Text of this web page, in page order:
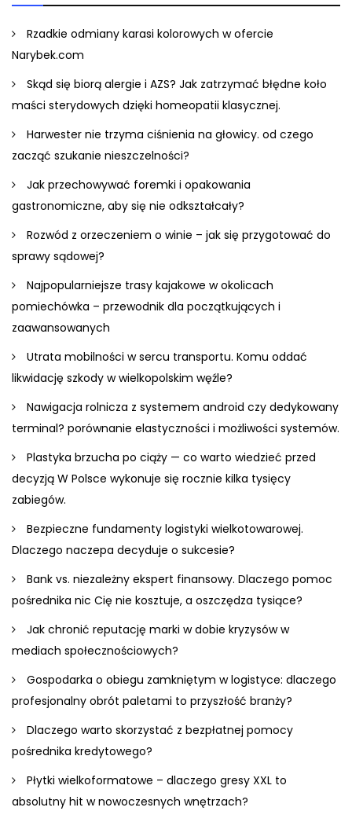
Rzadkie odmiany karasi kolorowych w ofercie
Narybek.com
Skąd się biorą alergie i AZS? Jak zatrzymać błędne koło
maści sterydowych dzięki homeopatii klasycznej.
Harwester nie trzyma ciśnienia na głowicy. od czego
zacząć szukanie nieszczelności?
Jak przechowywać foremki i opakowania
gastronomiczne, aby się nie odkształcały?
Rozwód z orzeczeniem o winie – jak się przygotować do
sprawy sądowej?
Najpopularniejsze trasy kajakowe w okolicach
pomiechówka – przewodnik dla początkujących i
zaawansowanych
Utrata mobilności w sercu transportu. Komu oddać
likwidację szkody w wielkopolskim węźle?
Nawigacja rolnicza z systemem android czy dedykowany
terminal? porównanie elastyczności i możliwości systemów.
Plastyka brzucha po ciąży — co warto wiedzieć przed
decyzją W Polsce wykonuje się rocznie kilka tysięcy
zabiegów.
Bezpieczne fundamenty logistyki wielkotowarowej.
Dlaczego naczepa decyduje o sukcesie?
Bank vs. niezależny ekspert finansowy. Dlaczego pomoc
pośrednika nic Cię nie kosztuje, a oszczędza tysiące?
Jak chronić reputację marki w dobie kryzysów w
mediach społecznościowych?
Gospodarka o obiegu zamkniętym w logistyce: dlaczego
profesjonalny obrót paletami to przyszłość branży?
Dlaczego warto skorzystać z bezpłatnej pomocy
pośrednika kredytowego?
Płytki wielkoformatowe – dlaczego gresy XXL to
absolutny hit w nowoczesnych wnętrzach?